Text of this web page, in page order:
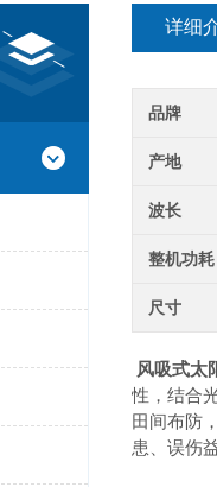
详细
品牌
产地
波长
整机功耗
尺寸
风吸式太
性，结合
田间布防
患、误伤